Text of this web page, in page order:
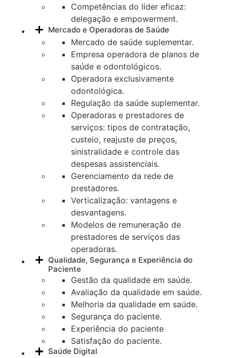
Competências do líder eficaz:
delegação e empowerment.
Mercado e Operadoras de Saúde
Mercado de saúde suplementar.
Empresa operadora de planos de
saúde e odontológicos.
Operadora exclusivamente
odontológica.
Regulação da saúde suplementar.
Operadoras e prestadores de
serviços: tipos de contratação,
custeio, reajuste de preços,
sinistralidade e controle das
despesas assistenciais.
Gerenciamento da rede de
prestadores.
Verticalização: vantagens e
desvantagens.
Modelos de remuneração de
prestadores de serviços das
operadoras.
Qualidade, Segurança e Experiência do
Paciente
Gestão da qualidade em saúde.
Avaliação da qualidade em saúde.
Melhoria da qualidade em saúde.
Segurança do paciente.
Experiência do paciente
Satisfação do paciente.
Saúde Digital